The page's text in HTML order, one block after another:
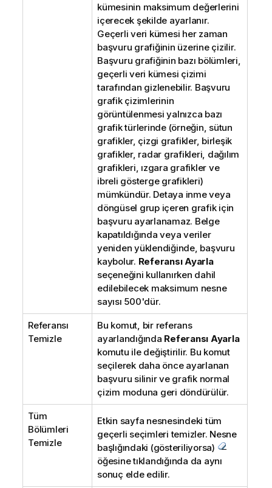
kümesinin maksimum değerlerini
içerecek şekilde ayarlanır.
Geçerli veri kümesi her zaman
başvuru grafiğinin üzerine çizilir.
Başvuru grafiğinin bazı bölümleri,
geçerli veri kümesi çizimi
tarafından gizlenebilir. Başvuru
grafik çizimlerinin
görüntülenmesi yalnızca bazı
grafik türlerinde (örneğin, sütun
grafikler, çizgi grafikler, birleşik
grafikler, radar grafikleri, dağılım
grafikleri, ızgara grafikler ve
ibreli gösterge grafikleri)
mümkündür. Detaya inme veya
döngüsel grup içeren grafik için
başvuru ayarlanamaz. Belge
kapatıldığında veya veriler
yeniden yüklendiğinde, başvuru
kaybolur. Referansı Ayarla
seçeneğini kullanırken dahil
edilebilecek maksimum nesne
sayısı 500'dür.
Referansı
Temizle
Bu komut, bir referans
ayarlandığında Referansı Ayarla
komutu ile değiştirilir. Bu komut
seçilerek daha önce ayarlanan
başvuru silinir ve grafik normal
çizim moduna geri döndürülür.
Tüm
Bölümleri
Temizle
Etkin sayfa nesnesindeki tüm
geçerli seçimleri temizler. Nesne
başlığındaki (gösteriliyorsa)
öğesine tıklandığında da aynı
sonuç elde edilir.